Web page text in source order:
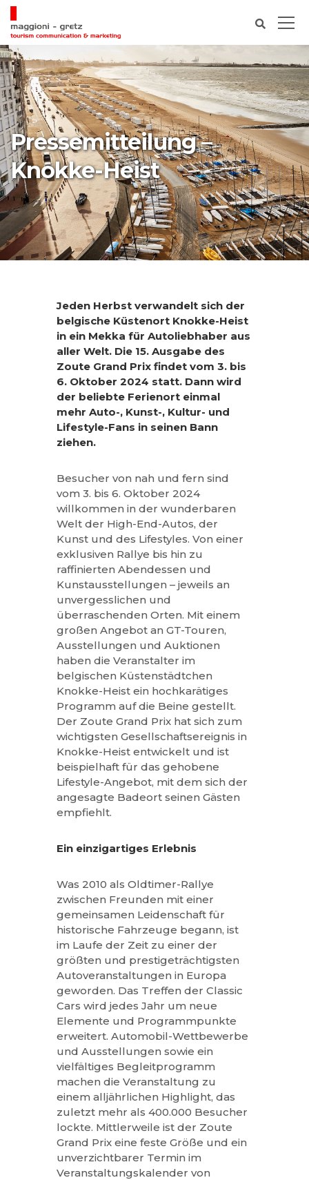
Pressemitteilung –
Knokke-Heist
Jeden Herbst verwandelt sich der
belgische Küstenort Knokke-Heist
in ein Mekka für Autoliebhaber aus
aller Welt. Die 15. Ausgabe des
Zoute Grand Prix findet vom 3. bis
6. Oktober 2024 statt. Dann wird
der beliebte Ferienort einmal
mehr Auto-, Kunst-, Kultur- und
Lifestyle-Fans in seinen Bann
ziehen.
Besucher von nah und fern sind
vom 3. bis 6. Oktober 2024
willkommen in der wunderbaren
Welt der High-End-Autos, der
Kunst und des Lifestyles. Von einer
exklusiven Rallye bis hin zu
raffinierten Abendessen und
Kunstausstellungen – jeweils an
unvergesslichen und
überraschenden Orten. Mit einem
großen Angebot an GT-Touren,
Ausstellungen und Auktionen
haben die Veranstalter im
belgischen Küstenstädtchen
Knokke-Heist ein hochkarätiges
Programm auf die Beine gestellt.
Der Zoute Grand Prix hat sich zum
wichtigsten Gesellschaftsereignis in
Knokke-Heist entwickelt und ist
beispielhaft für das gehobene
Lifestyle-Angebot, mit dem sich der
angesagte Badeort seinen Gästen
empfiehlt.
Ein einzigartiges Erlebnis
Was 2010 als Oldtimer-Rallye
zwischen Freunden mit einer
gemeinsamen Leidenschaft für
historische Fahrzeuge begann, ist
im Laufe der Zeit zu einer der
größten und prestigeträchtigsten
Autoveranstaltungen in Europa
geworden. Das Treffen der Classic
Cars wird jedes Jahr um neue
Elemente und Programmpunkte
erweitert. Automobil-Wettbewerbe
und Ausstellungen sowie ein
vielfältiges Begleitprogramm
machen die Veranstaltung zu
einem alljährlichen Highlight, das
zuletzt mehr als 400.000 Besucher
lockte. Mittlerweile ist der Zoute
Grand Prix eine feste Größe und ein
unverzichtbarer Termin im
Veranstaltungskalender von